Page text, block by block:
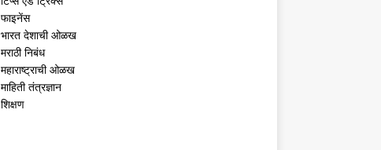
फाइनेंस
भारत देशाची ओळख
मराठी निबंध
महाराष्ट्राची ओळख
माहिती तंत्रज्ञान
शिक्षण